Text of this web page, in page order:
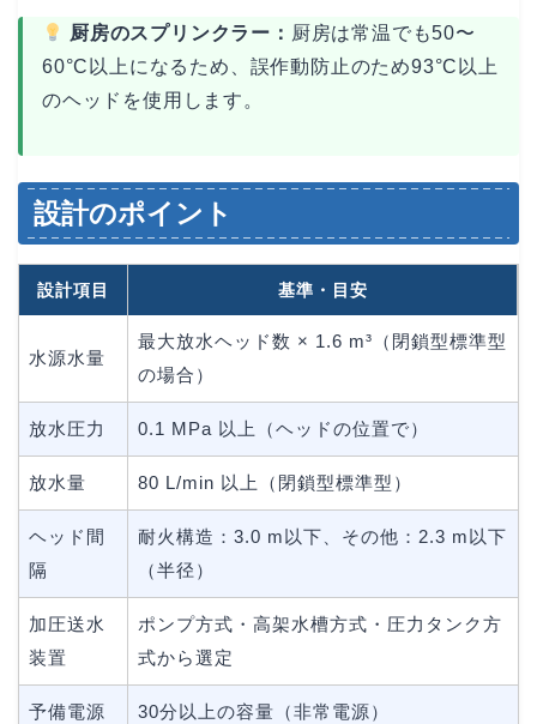
厨房のスプリンクラー： 厨房は常温でも50〜
60°C以上になるため、誤作動防止のため93°C以上
のヘッドを使用します。
設計のポイント
設計項目 基準・目安
水源水量
最大放水ヘッド数 × 1.6 m³（閉鎖型標準型
の場合）
放水圧力 0.1 MPa 以上（ヘッドの位置で）
放水量 80 L/min 以上（閉鎖型標準型）
ヘッド間
隔
耐火構造：3.0 m以下、その他：2.3 m以下
（半径）
加圧送水
装置
ポンプ方式・高架水槽方式・圧力タンク方
式から選定
予備電源 30分以上の容量（非常電源）